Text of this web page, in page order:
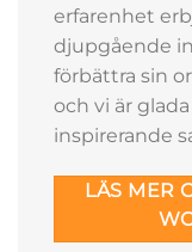
erfarenhet
djupgående
förbättra sin
och vi är
inspirerande
LÄS MER